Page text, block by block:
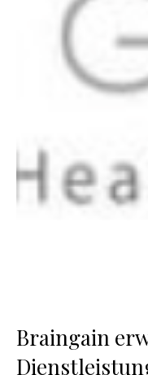
Braingain